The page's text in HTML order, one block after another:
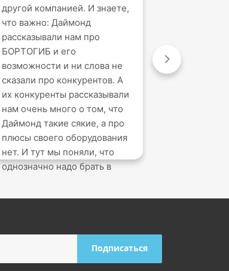
другой компанией. И знаете,
что важно: Даймонд
рассказывали нам про
БОРТОГИБ и его
возможности и ни слова не
сказали про конкурентов. А
их конкуренты рассказывали
нам очень много о том, что
Даймонд такие сякие, а про
плюсы своего оборудования
нет. И тут мы поняли, что
однозначно надо брать в
главное в бортогибе. Мы
купили в Даймонде и очень
довольны. Поддержка очень
высоким
его